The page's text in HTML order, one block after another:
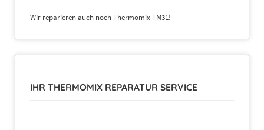
Wir reparieren auch noch Thermomix TM31!
IHR THERMOMIX REPARATUR SERVICE